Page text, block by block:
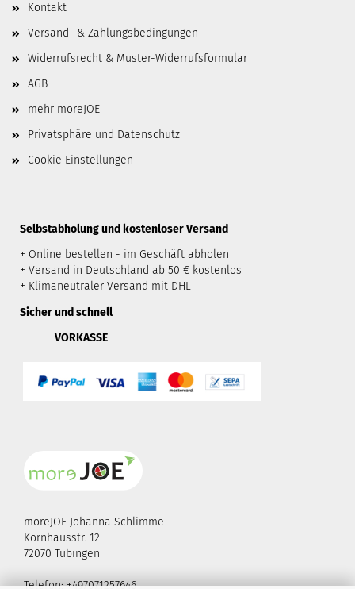
Kontakt
Versand- & Zahlungsbedingungen
Widerrufsrecht & Muster-Widerrufsformular
AGB
mehr moreJOE
Privatsphäre und Datenschutz
Cookie Einstellungen
​Selbstabholung und kostenloser Versand
+ Online bestellen - im Geschäft abholen
+ Versand in Deutschland ab 50 € kostenlos
+ Klimaneutraler Versand mit DHL
Sicher und schnell
VORKASSE
moreJOE Johanna Schlimme
Kornhausstr. 12
72070 Tübingen
Telefon: +497071257646